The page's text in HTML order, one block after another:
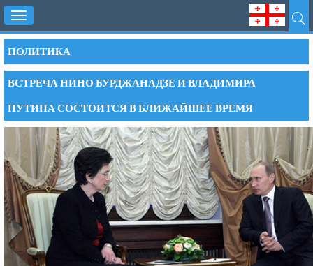
Toggle
navigation
ПОЛИТИКА
ВСТРЕЧА НИНО БУРДЖАНАДЗЕ И ВЛАДИМИРА
ПУТИНА СОСТОИТСЯ В БЛИЖАЙШЕЕ ВРЕМЯ